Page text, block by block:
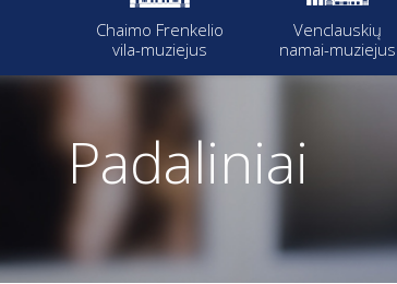
Chaimo Frenkelio
vila-muziejus
Venclauskių
namai-muziejus
Padaliniai